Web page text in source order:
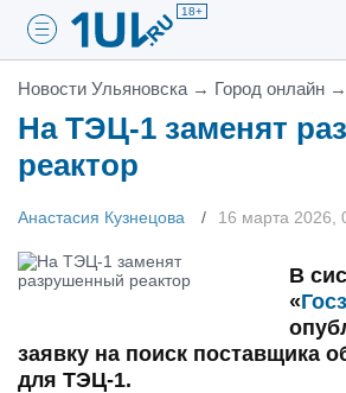
18+
Новости Ульяновска → Город онлайн →
На ТЭЦ-1 заменят
реактор
Анастасия Кузнецова 16 марта 2026,
В
«
заявку на поиск поставщика
для ТЭЦ-1.